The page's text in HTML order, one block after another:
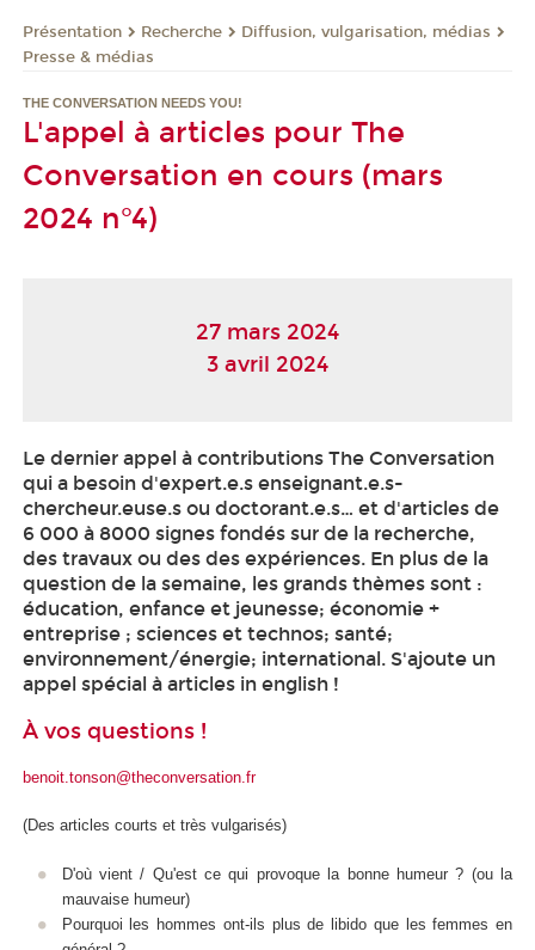
Présentation Recherche
Diffusion, vulgarisation, médias
Presse & médias
THE CONVERSATION NEEDS YOU!
L'appel à articles pour The
Conversation en cours (mars
2024 n°4)
27 mars 2024
3 avril 2024
Le dernier appel à contributions The Conversation
qui a besoin d'expert.e.s enseignant.e.s-
chercheur.euse.s ou doctorant.e.s… et d'articles de
6 000 à 8000 signes fondés sur de la recherche,
des travaux ou des des expériences. En plus de la
question de la semaine, les grands thèmes sont :
éducation, enfance et jeunesse; économie +
entreprise ; sciences et technos; santé;
environnement/énergie; international. S'ajoute un
appel spécial à articles in english !
À vos questions !
benoit.tonson@theconversation.fr
(Des articles courts et très vulgarisés)
D'où vient / Qu'est ce qui provoque la bonne humeur ? (ou la
mauvaise humeur)
Pourquoi les hommes ont-ils plus de libido que les femmes en